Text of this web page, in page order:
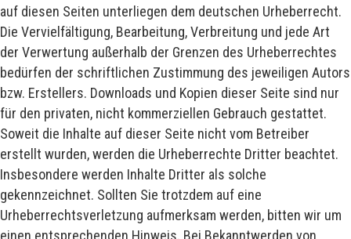
auf diesen Seiten unterliegen dem deutschen Urheberrecht.
Die Vervielfältigung, Bearbeitung, Verbreitung und jede Art
der Verwertung außerhalb der Grenzen des Urheberrechtes
bedürfen der schriftlichen Zustimmung des jeweiligen Autors
bzw. Erstellers. Downloads und Kopien dieser Seite sind nur
für den privaten, nicht kommerziellen Gebrauch gestattet.
Soweit die Inhalte auf dieser Seite nicht vom Betreiber
erstellt wurden, werden die Urheberrechte Dritter beachtet.
Insbesondere werden Inhalte Dritter als solche
gekennzeichnet. Sollten Sie trotzdem auf eine
Urheberrechtsverletzung aufmerksam werden, bitten wir um
einen entsprechenden Hinweis. Bei Bekanntwerden von